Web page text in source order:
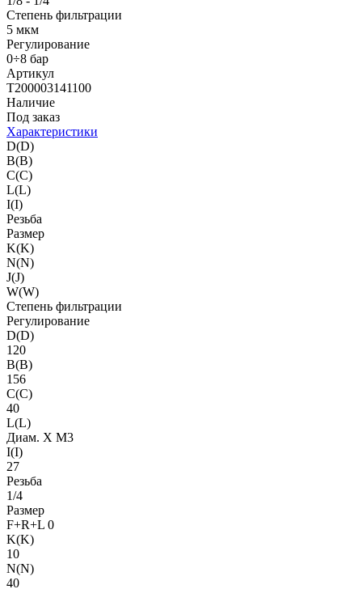
Степень фильтрации
5 мкм
Регулирование
0÷8 бар
Артикул
T200003141100
Наличие
Под заказ
Характеристики
D(D)
B(B)
C(C)
L(L)
I(I)
Резьба
Размер
K(K)
N(N)
J(J)
W(W)
Степень фильтрации
Регулирование
D(D)
120
B(B)
156
C(C)
40
L(L)
Диам. X M3
I(I)
27
Резьба
1/4
Размер
F+R+L 0
K(K)
10
N(N)
40